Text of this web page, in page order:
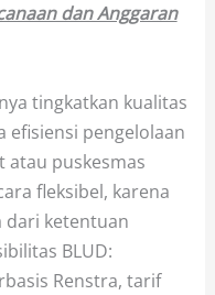
dan Anggaran
tingkatkan kualitas
efisiensi pengelolaan
atau puskesmas
fleksibel, karena
dari ketentuan
BLUD:
Renstra, tarif